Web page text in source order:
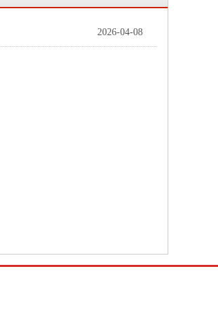
2026-04-08